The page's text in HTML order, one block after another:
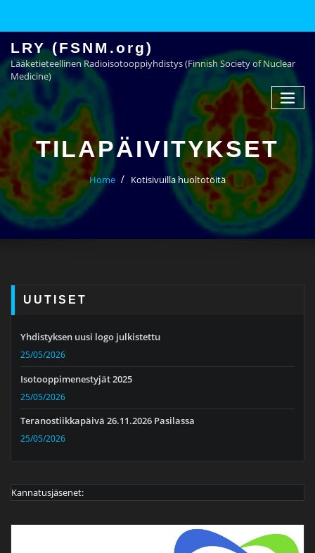
LRY (FSNM.org)
Lääketieteellinen Radioisotooppiyhdistys (Finnish Society of Nuclear
Medicine)
TILAPÄIVITYKSET
Home Kotisivuilla huoltotöitä
UUTISET
Yhdistyksen uusi logo julkistettu
25/05/2026
Isotooppimenestyjät 2025
25/05/2026
Teranostiikkapäivä 26.11.2026 Pasilassa
25/05/2026
Kannatusjäsenet: